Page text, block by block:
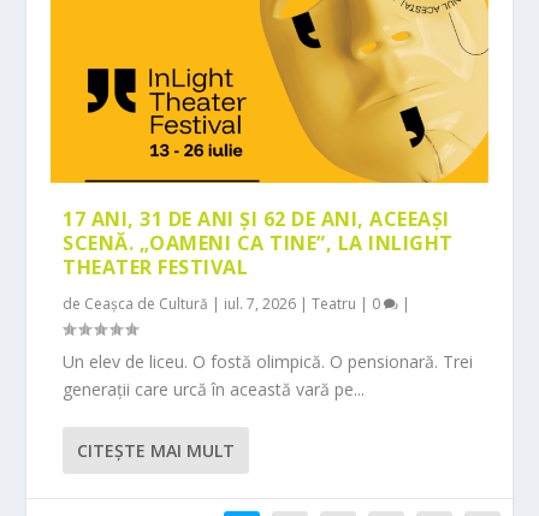
17 ANI, 31 DE ANI ȘI 62 DE ANI, ACEEAȘI
SCENĂ. „OAMENI CA TINE”, LA INLIGHT
THEATER FESTIVAL
de Ceașca de Cultură | iul. 7, 2026 |Teatru | 0 |
Un elev de liceu. O fostă olimpică. O pensionară. Trei
generații care urcă în această vară pe...
CITEŞTE MAI MULT